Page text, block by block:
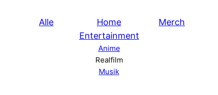
Alle
Home
Entertainment
Anime
Realfilm
Musik
Merch